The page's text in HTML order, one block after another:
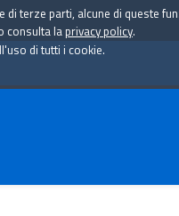
terze parti, alcune di queste
consulta la privacy policy.
di tutti i cookie.